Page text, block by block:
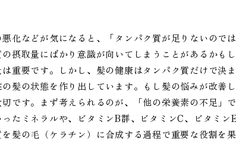
化などが気になると、「タンパク質が足りないので
摂取量にばかり意識が向いてしまうことがあるかも
重要です。しかし、髪の健康はタンパク質だけで決
髪の状態を作り出しています。もし髪の悩みが改善
です。まず考えられるのが、「他の栄養素の不足」
たミネラルや、ビタミンB群、ビタミンC、ビタミン
髪の毛（ケラチン）に合成する過程で重要な役割を